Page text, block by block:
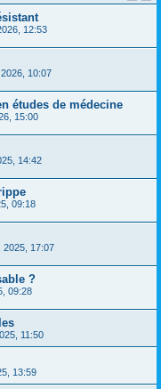
12:53
10:07
études de médecine
15:00
14:42
09:18
2025, 17:07
?
09:28
11:50
13:59